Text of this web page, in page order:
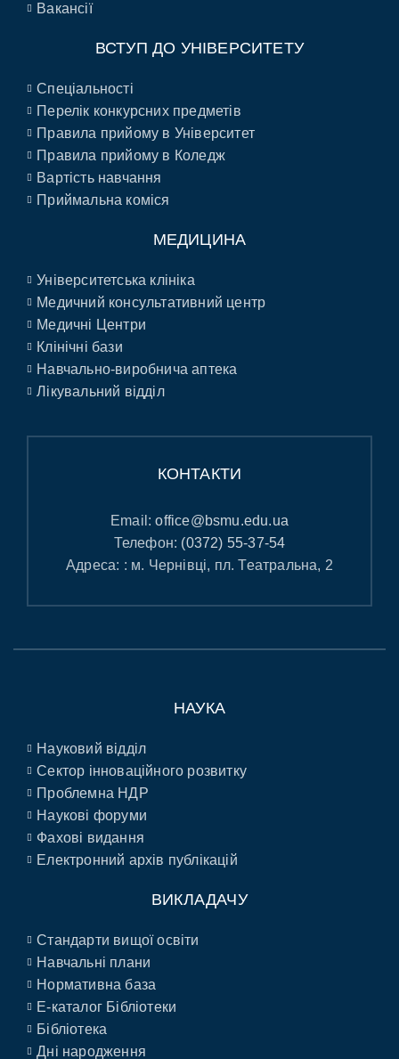
Вакансії
ВСТУП ДО УНІВЕРСИТЕТУ
Спеціальності
Перелік конкурсних предметів
Правила прийому в Університет
Правила прийому в Коледж
Вартість навчання
Приймальна коміся
МЕДИЦИНА
Університетська клініка
Медичний консультативний центр
Медичні Центри
Клінічні бази
Навчально-виробнича аптека
Лікувальний відділ
КОНТАКТИ
Email:office@bsmu.edu.ua
Телефон: (0372) 55-37-54
Адреса: : м. Чернівці, пл. Театральна, 2
НАУКА
Науковий відділ
Сектор інноваційного розвитку
Проблемна НДР
Наукові форуми
Фахові видання
Електронний архів публікацій
ВИКЛАДАЧУ
Стандарти вищої освіти
Навчальні плани
Нормативна база
E-каталог Бібліотеки
Бібліотека
Дні народження